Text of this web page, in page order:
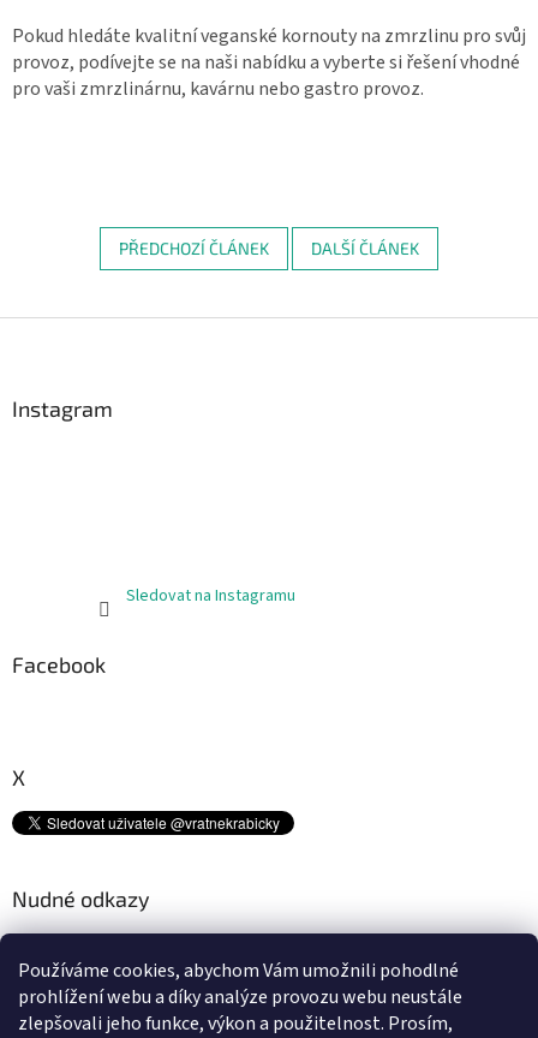
Používáme cookies, abychom Vám umožnili pohodlné
prohlížení webu a díky analýze provozu webu neustále
zlepšovali jeho funkce, výkon a použitelnost. Prosím,
Pokud hledáte kvalitní veganské kornouty na zmrzlinu pro svůj
provoz, podívejte se na naši nabídku a vyberte si řešení vhodné
pro vaši zmrzlinárnu, kavárnu nebo gastro provoz.
PŘEDCHOZÍ ČLÁNEK DALŠÍ ČLÁNEK
Instagram
Sledovat na Instagramu
Facebook
X
Nudné odkazy
Platební metody
Doprava